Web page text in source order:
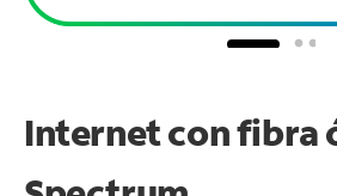
Internet con fibra